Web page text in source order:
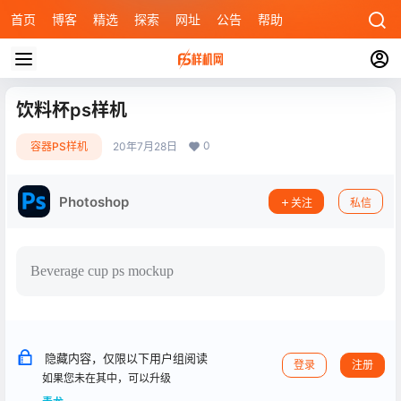
首页 博客 精选 探索 网址 公告 帮助
饮料杯ps样机
容器PS样机 20年7月28日 0
Photoshop 关注 私信
Beverage cup ps mockup
隐藏内容，仅限以下用户组阅读
如果您未在其中，可以升级
登录 注册